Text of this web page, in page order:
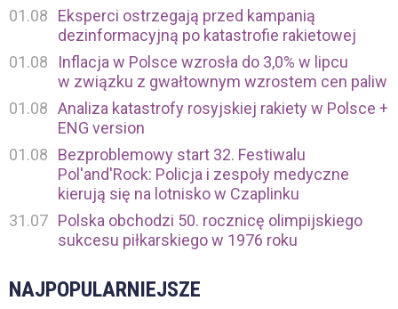
01.08
Eksperci ostrzegają przed kampanią
dezinformacyjną po katastrofie rakietowej
01.08
Inflacja w Polsce wzrosła do 3,0% w lipcu
w związku z gwałtownym wzrostem cen paliw
01.08 Analiza katastrofy rosyjskiej rakiety w Polsce +
ENG version
01.08
Bezproblemowy start 32. Festiwalu
Pol'and'Rock: Policja i zespoły medyczne
kierują się na lotnisko w Czaplinku
31.07 Polska obchodzi 50. rocznicę olimpijskiego
sukcesu piłkarskiego w 1976 roku
NAJPOPULARNIEJSZE